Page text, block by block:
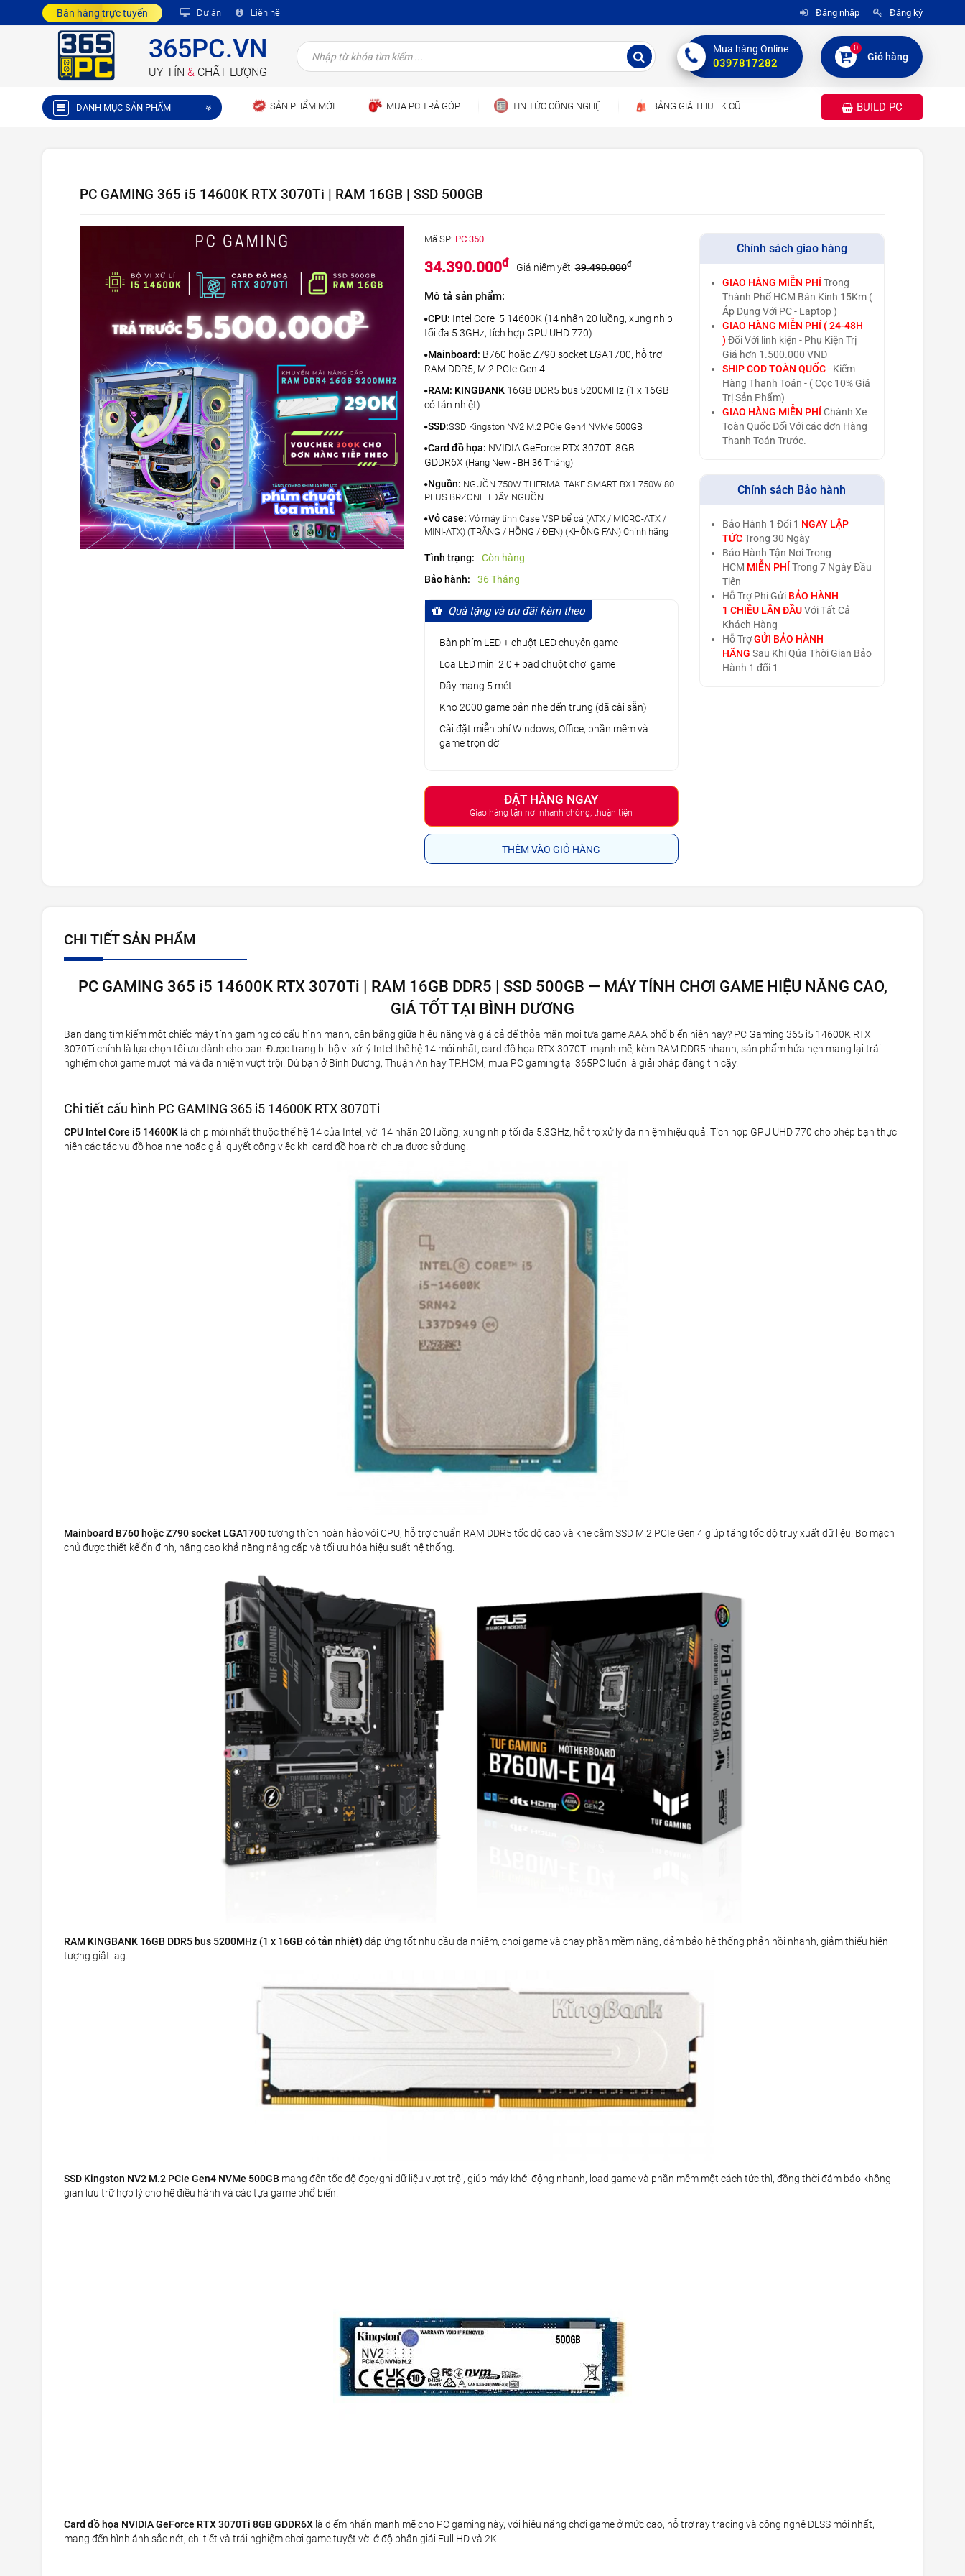
Bán hàng trực tuyến Dự án Liên hệ Đăng nhập Đăng ký
365PC.VN
UY TÍN & CHẤT LƯỢNG
Mua hàng Online
0397817282
0
Giỏ hàng
DANH MỤC SẢN PHẨM SẢN PHẨM MỚI MUA PC TRẢ GÓP TIN TỨC CÔNG NGHỆ BẢNG GIÁ THU LK CŨ BUILD PC
PC GAMING 365 i5 14600K RTX 3070Ti | RAM 16GB | SSD 500GB
Mã SP: PC 350
34.390.000đ Giá niêm yết:39.490.000đ
Mô tả sản phẩm:
CPU: Intel Core i5 14600K (14 nhân 20 luồng, xung nhịp
tối đa 5.3GHz, tích hợp GPU UHD 770)
Mainboard: B760 hoặc Z790 socket LGA1700, hỗ trợ
RAM DDR5, M.2 PCIe Gen 4
RAM: KINGBANK 16GB DDR5 bus 5200MHz (1 x 16GB
có tản nhiệt)
SSD:SSD Kingston NV2 M.2 PCIe Gen4 NVMe 500GB
Card đồ họa: NVIDIA GeForce RTX 3070Ti 8GB
GDDR6X (Hàng New - BH 36 Tháng)
Nguồn: NGUỒN 750W THERMALTAKE SMART BX1 750W 80
PLUS BRZONE +DÂY NGUỒN
Vỏ case: Vỏ máy tính Case VSP bể cá (ATX / MICRO-ATX /
MINI-ATX) (TRẮNG / HỒNG / ĐEN) (KHÔNG FAN) Chính hãng
Tình trạng:
Còn hàng
Bảo hành:
36 Tháng
Quà tặng và ưu đãi kèm theo
Bàn phím LED + chuột LED chuyên game
Loa LED mini 2.0 + pad chuột chơi game
Dây mạng 5 mét
Kho 2000 game bản nhẹ đến trung (đã cài sẵn)
Cài đặt miễn phí Windows, Office, phần mềm và
game trọn đời
ĐẶT HÀNG NGAY
Giao hàng tận nơi nhanh chóng, thuận tiện
THÊM VÀO GIỎ HÀNG
Chính sách giao hàng
GIAO HÀNG MIỄN PHÍ Trong
Thành Phố HCM Bán Kính 15Km (
Áp Dụng Với PC - Laptop )
GIAO HÀNG MIỄN PHÍ ( 24-48H
) Đối Với linh kiện - Phụ Kiện Trị
Giá hơn 1.500.000 VNĐ
SHIP COD TOÀN QUỐC- Kiểm
Hàng Thanh Toán - ( Cọc 10% Giá
Trị Sản Phẩm)
GIAO HÀNG MIỄN PHÍ Chành Xe
Toàn Quốc Đối Với các đơn Hàng
Thanh Toán Trước.
Chính sách Bảo hành
Bảo Hành 1 Đổi 1 NGAY LẬP
TỨCTrong 30 Ngày
Bảo Hành Tận Nơi Trong
HCM MIỄN PHÍ Trong 7 Ngày Đầu
Tiên
Hỗ Trợ Phí Gửi BẢO HÀNH
1 CHIỀU LẦN ĐẦU Với Tất Cả
Khách Hàng
Hỗ TrợGỬI BẢO HÀNH
HÃNG Sau Khi Qúa Thời Gian Bảo
Hành 1 đổi 1
CHI TIẾT SẢN PHẨM
PC GAMING 365 i5 14600K RTX 3070Ti | RAM 16GB DDR5 | SSD 500GB — MÁY TÍNH CHƠI GAME HIỆU NĂNG CAO,
GIÁ TỐT TẠI BÌNH DƯƠNG
Bạn đang tìm kiếm một chiếc máy tính gaming có cấu hình mạnh, cân bằng giữa hiệu năng và giá cả để thỏa mãn mọi tựa game AAA phổ biến hiện nay? PC Gaming 365 i5 14600K RTX
3070Ti chính là lựa chọn tối ưu dành cho bạn. Được trang bị bộ vi xử lý Intel thế hệ 14 mới nhất, card đồ họa RTX 3070Ti mạnh mẽ, kèm RAM DDR5 nhanh, sản phẩm hứa hẹn mang lại trải
nghiệm chơi game mượt mà và đa nhiệm vượt trội. Dù bạn ở Bình Dương, Thuận An hay TP.HCM, mua PC gaming tại 365PC luôn là giải pháp đáng tin cậy.
Chi tiết cấu hình PC GAMING 365 i5 14600K RTX 3070Ti
CPU Intel Core i5 14600K là chip mới nhất thuộc thế hệ 14 của Intel, với 14 nhân 20 luồng, xung nhịp tối đa 5.3GHz, hỗ trợ xử lý đa nhiệm hiệu quả. Tích hợp GPU UHD 770 cho phép bạn thực
hiện các tác vụ đồ họa nhẹ hoặc giải quyết công việc khi card đồ họa rời chưa được sử dụng.
Mainboard B760 hoặc Z790 socket LGA1700tương thích hoàn hảo với CPU, hỗ trợ chuẩn RAM DDR5 tốc độ cao và khe cắm SSD M.2 PCIe Gen 4 giúp tăng tốc độ truy xuất dữ liệu. Bo mạch
chủ được thiết kế ổn định, nâng cao khả năng nâng cấp và tối ưu hóa hiệu suất hệ thống.
RAM KINGBANK 16GB DDR5 bus 5200MHz (1 x 16GB có tản nhiệt) đáp ứng tốt nhu cầu đa nhiệm, chơi game và chạy phần mềm nặng, đảm bảo hệ thống phản hồi nhanh, giảm thiểu hiện
tượng giật lag.
SSD Kingston NV2 M.2 PCIe Gen4 NVMe 500GB mang đến tốc độ đọc/ghi dữ liệu vượt trội, giúp máy khởi động nhanh, load game và phần mềm một cách tức thì, đồng thời đảm bảo không
gian lưu trữ hợp lý cho hệ điều hành và các tựa game phổ biến.
Card đồ họa NVIDIA GeForce RTX 3070Ti 8GB GDDR6X là điểm nhấn mạnh mẽ cho PC gaming này, với hiệu năng chơi game ở mức cao, hỗ trợ ray tracing và công nghệ DLSS mới nhất,
mang đến hình ảnh sắc nét, chi tiết và trải nghiệm chơi game tuyệt vời ở độ phân giải Full HD và 2K.